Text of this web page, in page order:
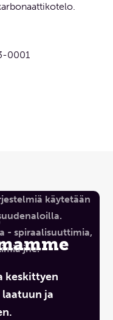
0001
keskittyen
ja